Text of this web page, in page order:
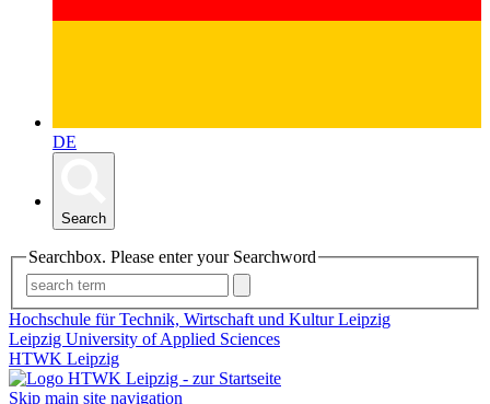
DE
Search
Searchbox. Please enter your Searchword
Hochschule für Technik, Wirtschaft und Kultur Leipzig
Leipzig University of Applied Sciences
HTWK Leipzig
Skip main site navigation